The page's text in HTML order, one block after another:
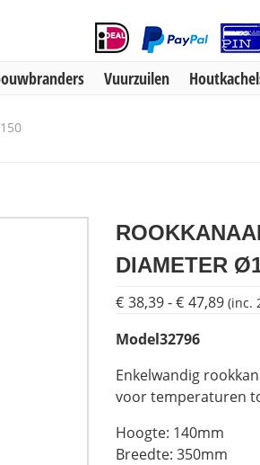
Vuurzuilen
DIAMETER
€ 38,39-€ 47,89
€47,89
(inc.
Model32796
Enkelwandig
voor temperaturen
Hoogte: 140mm
Breedte: 350mm